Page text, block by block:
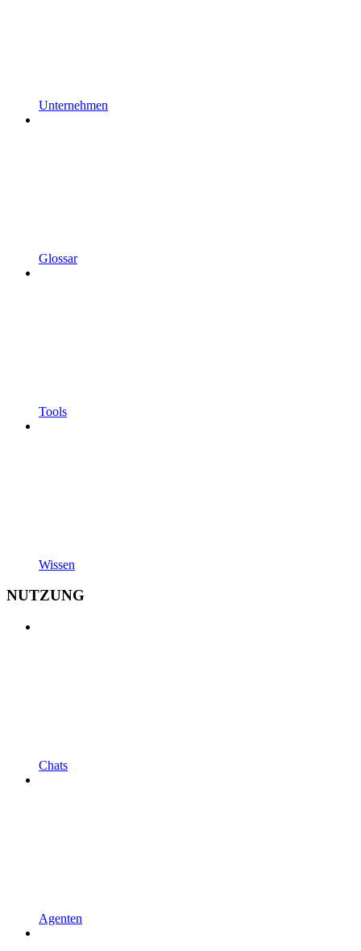
Unternehmen
Glossar
Tools
Wissen
NUTZUNG
Chats
Agenten